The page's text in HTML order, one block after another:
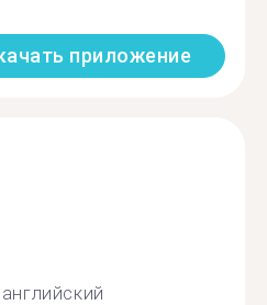
приложение
английский